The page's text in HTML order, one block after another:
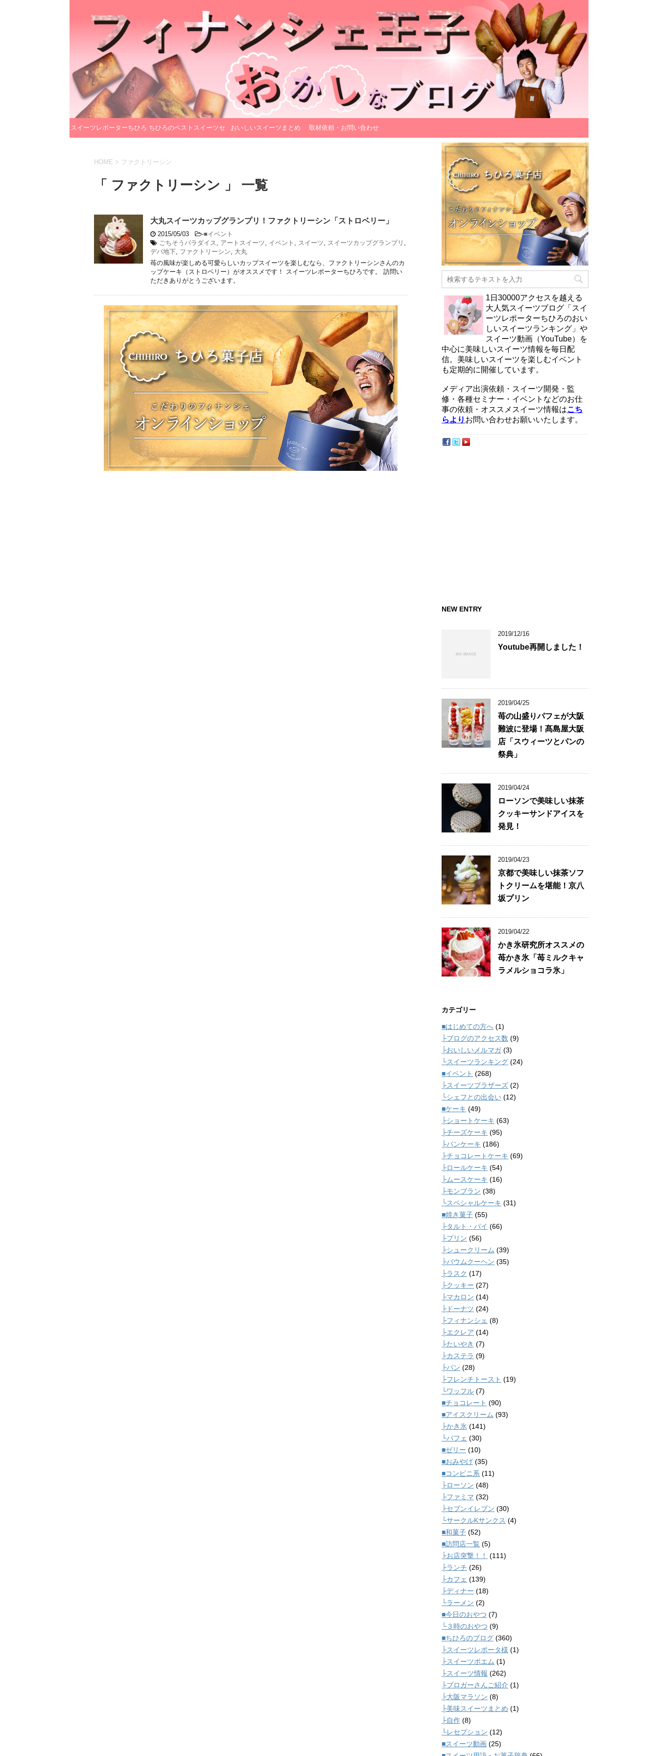
スイーツレポーターちひろ ちひろのベストスイーツセ おいしいスイーツまとめ 取材依頼・お問い合わせ
HOME > ファクトリーシン
「 ファクトリーシン 」 一覧
大丸スイーツカップグランプリ！ファクトリーシン「ストロベリー」
2015/05/03 -■イベント
ごちそうパラダイス
アートスイーツ イベント スイーツ スイーツカップグランプリ
デパ地下 ファクトリーシン
大丸
苺の風味が楽しめる可愛らしいカップスイーツを楽しむなら、ファクトリーシンさんのカ
ップケーキ（ストロベリー）がオススメです！ スイーツレポーターちひろです。 訪問い
ただきありがとうございます。
1日30000アクセスを越える
大人気スイーツブログ「スイ
ーツレポーターちひろのおい
しいスイーツランキング」や
スイーツ動画（YouTube）を
中心に美味しいスイーツ情報を毎日配
信。美味しいスイーツを楽しむイベント
も定期的に開催しています。
メディア出演依頼・スイーツ開発・監
修・各種セミナー・イベントなどのお仕
事の依頼・オススメスイーツ情報はこち
らより お問い合わせお願いいたします。
NEW ENTRY
2019/12/16
Youtube再開しました！
2019/04/25
苺の山盛りパフェが大阪
難波に登場！髙島屋大阪
店「スウィーツとパンの
祭典」
2019/04/24
ローソンで美味しい抹茶
クッキーサンドアイスを
発見！
2019/04/23
京都で美味しい抹茶ソフ
トクリームを堪能！京八
坂プリン
2019/04/22
かき氷研究所オススメの
苺かき氷「苺ミルクキャ
ラメルショコラ氷」
カテゴリー
■はじめての方へ (1)
├ブログのアクセス数 (9)
├おいしいメルマガ(3)
└スイーツランキング (24)
■イベント (268)
├スイーツブラザーズ (2)
└シェフとの出会い (12)
■ケーキ (49)
├ショートケーキ (63)
├チーズケーキ (95)
├パンケーキ (186)
├チョコレートケーキ (69)
├ロールケーキ (54)
├ムースケーキ (16)
├モンブラン (38)
└スペシャルケーキ (31)
■焼き菓子 (55)
├タルト・パイ (66)
├プリン (56)
├シュークリーム (39)
├バウムクーヘン (35)
├ラスク (17)
├クッキー (27)
├マカロン (14)
├ドーナツ (24)
├フィナンシェ (8)
├エクレア (14)
├たいやき (7)
├カステラ (9)
├パン (28)
├フレンチトースト (19)
└ワッフル (7)
■チョコレート (90)
■アイスクリーム (93)
├かき氷 (141)
└パフェ (30)
■ゼリー (10)
■おみやげ (35)
■コンビニ系 (11)
├ローソン (48)
├ファミマ (32)
├セブンイレブン (30)
└サークルKサンクス (4)
■和菓子 (52)
■訪問店一覧 (5)
├お店突撃！！
(111)
├ランチ (26)
├カフェ (139)
├ディナー (18)
└ラーメン (2)
■今日のおやつ (7)
└３時のおやつ (9)
■ちひろのブログ (360)
├スイーツレポータ様 (1)
├スイーツポエム (1)
├スイーツ情報 (262)
├ブロガーさんご紹介 (1)
├大阪マラソン (8)
├美味スイーツまとめ (1)
├自作 (8)
└レセプション (12)
■スイーツ動画 (25)